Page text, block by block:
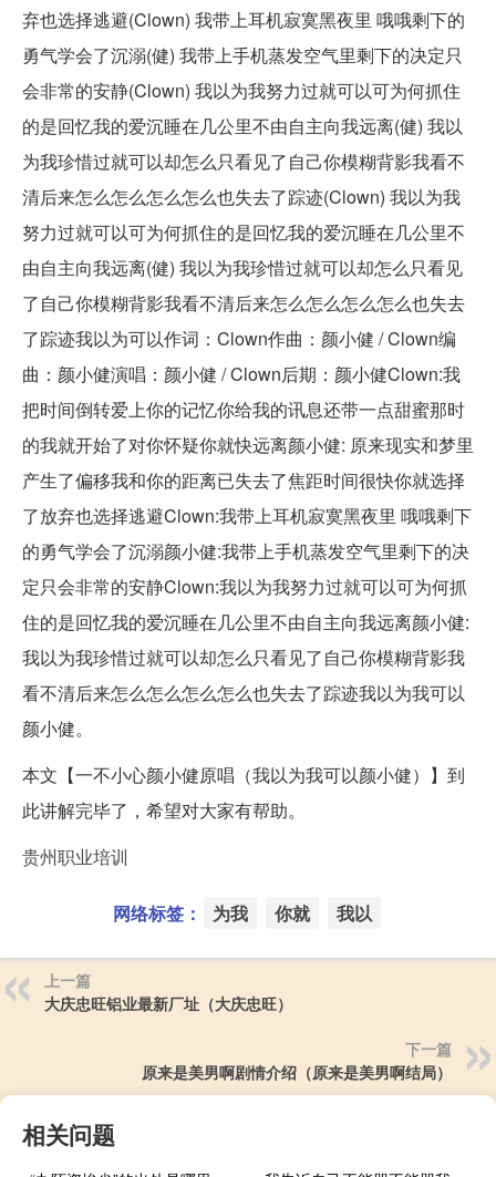
弃也选择逃避(Clown) 我带上耳机寂寞黑夜里 哦哦剩下的
勇气学会了沉溺(健) 我带上手机蒸发空气里剩下的决定只
会非常的安静(Clown) 我以为我努力过就可以可为何抓住
的是回忆我的爱沉睡在几公里不由自主向我远离(健) 我以
为我珍惜过就可以却怎么只看见了自己你模糊背影我看不
清后来怎么怎么怎么怎么也失去了踪迹(Clown) 我以为我
努力过就可以可为何抓住的是回忆我的爱沉睡在几公里不
由自主向我远离(健) 我以为我珍惜过就可以却怎么只看见
了自己你模糊背影我看不清后来怎么怎么怎么怎么也失去
了踪迹我以为可以作词：Clown作曲：颜小健 / Clown编
曲：颜小健演唱：颜小健 / Clown后期：颜小健Clown:我
把时间倒转爱上你的记忆你给我的讯息还带一点甜蜜那时
的我就开始了对你怀疑你就快远离颜小健: 原来现实和梦里
产生了偏移我和你的距离已失去了焦距时间很快你就选择
了放弃也选择逃避Clown:我带上耳机寂寞黑夜里 哦哦剩下
的勇气学会了沉溺颜小健:我带上手机蒸发空气里剩下的决
定只会非常的安静Clown:我以为我努力过就可以可为何抓
住的是回忆我的爱沉睡在几公里不由自主向我远离颜小健:
我以为我珍惜过就可以却怎么只看见了自己你模糊背影我
看不清后来怎么怎么怎么怎么也失去了踪迹我以为我可以
颜小健。
本文【一不小心颜小健原唱（我以为我可以颜小健）】到
此讲解完毕了，希望对大家有帮助。
贵州职业培训
网络标签： 为我 你就 我以
上一篇
大庆忠旺铝业最新厂址（大庆忠旺）
下一篇
原来是美男啊剧情介绍（原来是美男啊结局）
相关问题